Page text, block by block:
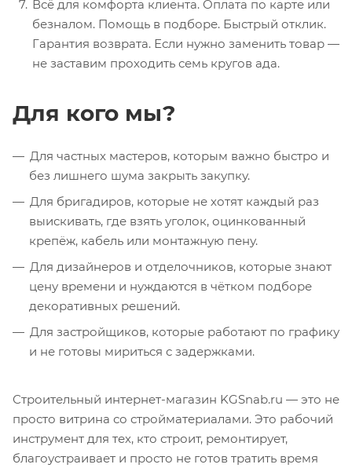
Всё для комфорта клиента. Оплата по карте или
безналом. Помощь в подборе. Быстрый отклик.
Гарантия возврата. Если нужно заменить товар —
не заставим проходить семь кругов ада.
Для кого мы?
Для частных мастеров, которым важно быстро и
без лишнего шума закрыть закупку.
Для бригадиров, которые не хотят каждый раз
выискивать, где взять уголок, оцинкованный
крепёж, кабель или монтажную пену.
Для дизайнеров и отделочников, которые знают
цену времени и нуждаются в чётком подборе
декоративных решений.
Для застройщиков, которые работают по графику
и не готовы мириться с задержками.
Строительный интернет-магазин KGSnab.ru — это не
просто витрина со стройматериалами. Это рабочий
инструмент для тех, кто строит, ремонтирует,
благоустраивает и просто не готов тратить время